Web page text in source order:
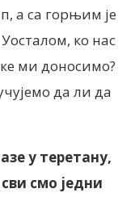
а са горњим је
ко нас
ми доносимо?
да ли да
у теретану,
смо једни